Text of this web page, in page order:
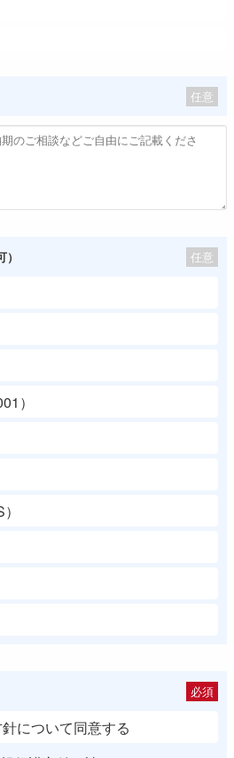
任意
任意
）
必須
について同意する